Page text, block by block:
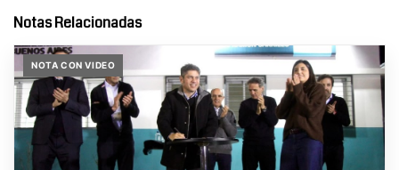
Notas Relacionadas
NOTA CON VIDEO